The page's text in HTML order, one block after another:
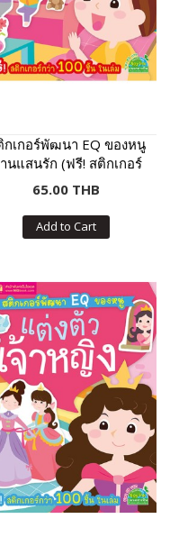
กเกอร์พัฒนา EQ ของหนู
นแสนรัก (ฟรี! สติกเกอร์
กว่า 100 ชิ้น ในเล่ม)
65.00 THB
Add to Cart